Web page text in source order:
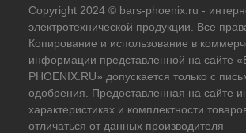
Copyright 2024 © bars-phoenix.ru -
электротехнической продукции. Все
Копирование и использование в
информации представленной на сайте
PHOENIX.RU» допускается только с
одобрения. Предоставленная на сайте
характеристиках и комплектности
отличаться от данных производителя